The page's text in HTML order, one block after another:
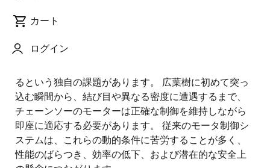
カート
ログイン
高度なモータ制御の必要性
最新のチェーンソーは、想像できる最も厳しい条件で
るという独自の課題があります。 広葉樹に初めて突っ
込む瞬間から、結び目や異なる密度に遭遇するまで、
チェーンソーのモーターは正確な制御を維持しながら
即座に適応する必要があります。 従来のモータ制御シ
ステムは、これらの動的条件に苦労することが多く、
性能のばらつき、効率の低下、および潜在的な安全上